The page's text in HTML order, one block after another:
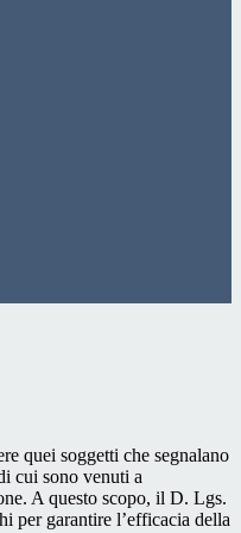
quei soggetti che segnalano
cui sono venuti a
A questo scopo, il D. Lgs.
per garantire l’efficacia della